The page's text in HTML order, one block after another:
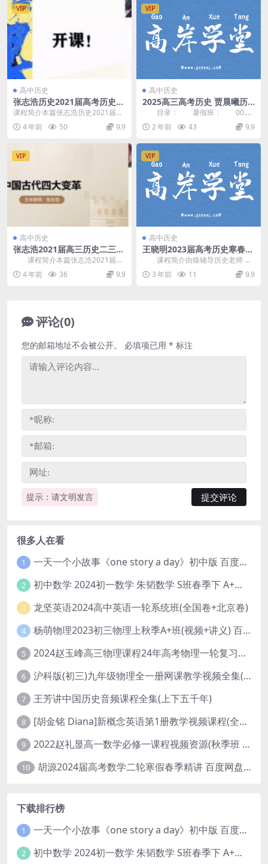
VIP
高中历史
张志浩历史2021届高考历史一
轮网课资源直播课(暑秋两季
百度云网盘下载)
课程简介本篇张志浩历史2021届高
考历史一轮网课资源直播课，由高
中历史辅导老师 ...
4 年前 50 9.9
VIP
高中历史
2025高三高考历史 贾晨曦历
史全年一轮二轮 百度网盘
目录： 暑假班： 00.高
三暑假开班家长会.mp4 01.第1
讲【一轮...
2 年前 43 9.9
VIP
高中历史
张志浩2021届高三历史二三轮
联报辅导网课视频(送黑马班
课程简介本篇张志浩2021届高
三历史二三轮联报辅导网课视频，
由有道精品 张志...
4 年前 36 9.9
VIP
高中历史
王晓明2023届高考历史寒春联
报二三轮课程
课程简介由猿辅导历史老师 王
晓明 讲课，2023届高考历史二三轮
联报班[百度...
3 年前 11 9.9
评论(0)
提示：请文明发言
您的邮箱地址不会被公开。 必填项已用 * 标注
很多人在看
1 一天一个小故事《one story a day》初中版 百度网盘分享下载
2 初中数学 2024初一数学 朱韬数学 S班春季下 A+班春季下 百度云网盘
3 龙坚英语2024高中英语一轮系统班(全国卷+北京卷)
4 杨萌物理2023初三物理上秋季A+班(视频+讲义) 百度网盘分享
5 2024赵玉峰高三物理课程24年高考物理一轮复习网课教程
6 沪科版(初三)九年级物理全一册网课教学视频全集(录播版 杜春雨 66讲)
7 王芳讲中国历史音频课程全集(上下五千年)
8 [胡金铭 Diana]新概念英语第1册教学视频课程(全集 百度网盘下载)
9 2022赵礼显高一数学必修一课程视频资源(秋季班 含讲义)百度网盘云
10 胡源2024届高考数学二轮寒假春季精讲 百度网盘分享
下载排行榜
1 一天一个小故事《one story a day》初中版 百度网盘分享下载
2 初中数学 2024初一数学 朱韬数学 S班春季下 A+班春季下 百度云网盘